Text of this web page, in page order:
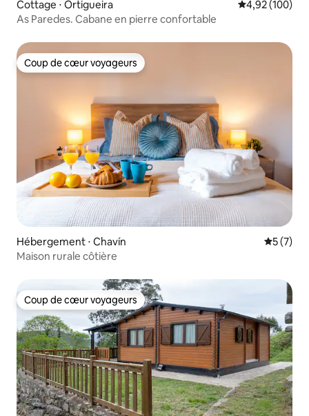
Cottage ⋅ Ortigueira Évaluation
4,92 (100)
As Paredes. Cabane en pierre confortable
Coup de cœur voyageurs
Coup de cœur voyageurs
Hébergement ⋅ Chavín
5 (7)
Maison rurale côtière
Coup de cœur voyageurs
Coup de cœur voyageurs